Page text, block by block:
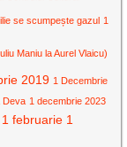
se scumpește gazul 1
Maniu la Aurel Vlaicu)
2019 1 Decembrie
Deva 1 decembrie 2023
1 februarie 1